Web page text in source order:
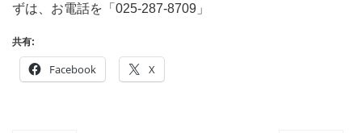
ずは、お電話を「025-287-8709」
共有:
Facebook X